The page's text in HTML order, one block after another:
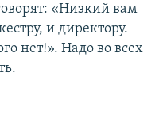
«Низкий вам
и директору.
нет!». Надо во всех